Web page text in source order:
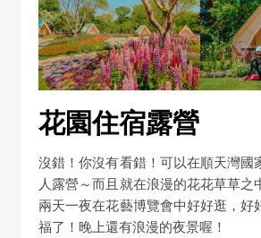
花園住宿露營
沒錯！你沒有看錯！可以在順天灣國
人露營～而且就在浪漫的花花草草之
兩天一夜在花藝博覽會中好好逛，好
福了！晚上還有浪漫的夜景喔！